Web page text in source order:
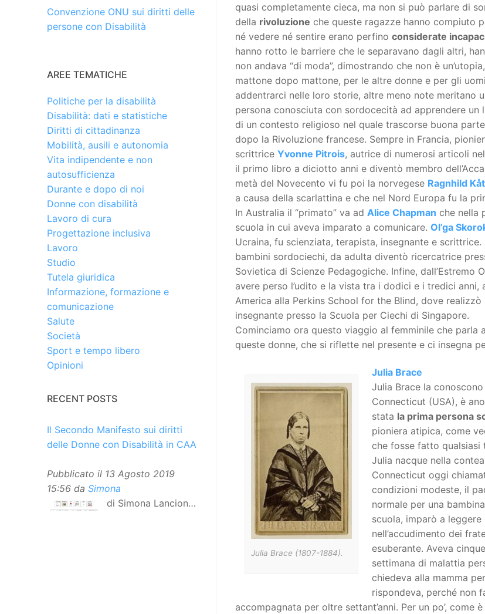
quasi completamente cieca, ma non si può parlare di
della rivoluzione che queste ragazze hanno compiuto
né vedere né sentire erano perfino considerate
hanno rotto le barriere che le separavano dagli altri,
non andava “di moda”, dimostrando che non è
mattone dopo mattone, per le altre donne e per gli
addentrarci nelle loro storie, altre meno note meritano
persona conosciuta con sordocecità ad apprendere un
di un contesto religioso nel quale trascorse buona
dopo la Rivoluzione francese. Sempre in Francia,
scrittrice Yvonne Pitrois, autrice di numerosi articoli
il primo libro a diciotto anni e diventò membro
metà del Novecento vi fu poi la norvegese Ragnhild
a causa della scarlattina e che nel Nord Europa fu la
In Australia il “primato” va ad Alice Chapman che nella
scuola in cui aveva imparato a comunicare. Ol’ga
Ucraina, fu scienziata, terapista, insegnante e
bambini sordociechi, da adulta diventò ricercatrice
Sovietica di Scienze Pedagogiche. Infine, dall’Estremo
avere perso l’udito e la vista tra i dodici e i tredici
America alla Perkins School for the Blind, dove
insegnante presso la Scuola per Ciechi di Singapore.
Cominciamo ora questo viaggio al femminile che
queste donne, che si riflette nel presente e ci insegna
Julia Brace (1807-1884).
Julia Brace
Julia Brace la
Connecticut (USA), è
stata la prima persona
pioniera atipica, come
che fosse fatto qualsiasi
Julia nacque nella
Connecticut oggi
condizioni modeste, il
normale per una
scuola, imparò a
nell’accudimento dei
esuberante. Aveva
settimana di malattia
chiedeva alla mamma
rispondeva, perché non
accompagnata per oltre settant’anni. Per un po’,
Convenzione ONU sui diritti delle
persone con Disabilità
AREE TEMATICHE
Politiche per la disabilità
Disabilità: dati e statistiche
Diritti di cittadinanza
Mobilità, ausili e autonomia
Vita indipendente e non
autosufficienza
Durante e dopo di noi
Donne con disabilità
Lavoro di cura
Progettazione inclusiva
Lavoro
Studio
Tutela giuridica
Informazione, formazione e
comunicazione
Salute
Società
Sport e tempo libero
Opinioni
RECENT POSTS
Il Secondo Manifesto sui diritti
delle Donne con Disabilità in CAA
Pubblicato il 13 Agosto 2019
15:56 da Simona
di Simona Lancioni,